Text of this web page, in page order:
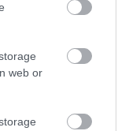
web or